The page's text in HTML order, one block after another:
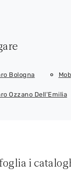
Bologna
Ozzano Dell'Emilia
i